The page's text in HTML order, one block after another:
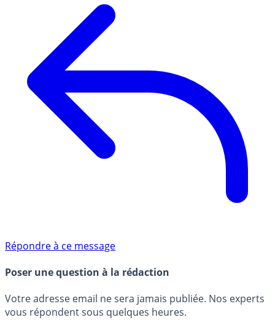
Répondre à ce message
Poser une question à la rédaction
Votre adresse email ne sera jamais publiée. Nos experts
vous répondent sous quelques heures.